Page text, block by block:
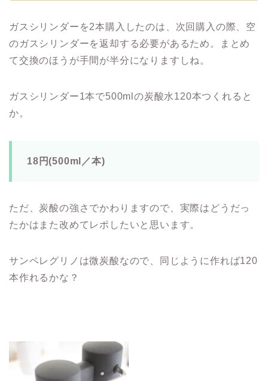
ガスシリンダーを2本購入したのは、次回購入の際、空
のガスシリンダーを返却する必要があるため。まとめ
て交換のほうが手間が半分になりますしね。
ガスシリンダー1本で500mlの炭酸水120本つくれると
か。
18円(500ml／本)
ただ、炭酸の強さでかわりますので、実際はどうだっ
たかはまた改めてレポしたいと思います。
サンペレグリノは微炭酸なので、同じように作れば120
本作れるかな？